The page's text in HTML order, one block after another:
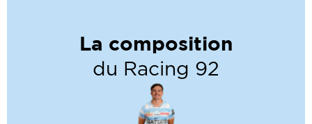
La composition
du Racing 92